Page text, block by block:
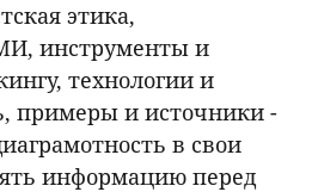
этика,
инструменты и
технологии и
примеры и источники -
в свои
информацию перед